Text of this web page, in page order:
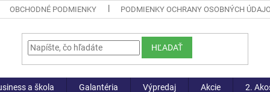
OBCHODNÉ PODMIENKY PODMIENKY OCHRANY OSOBNÝCH
HĽADAŤ
a škola Galantéria Výpredaj Akcie 2.